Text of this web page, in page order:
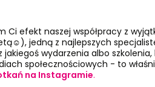
Ci efekt naszej współpracy z
jedną z najlepszych
jakiegoś wydarzenia albo
społecznościowych - to
na Instagramie.